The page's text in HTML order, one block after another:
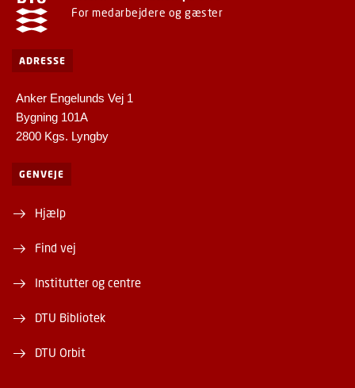
For medarbejdere og gæster
ADRESSE
Anker Engelunds Vej 1
Bygning 101A
2800 Kgs. Lyngby
GENVEJE
Hjælp
Find vej
Institutter og centre
DTU Bibliotek
DTU Orbit